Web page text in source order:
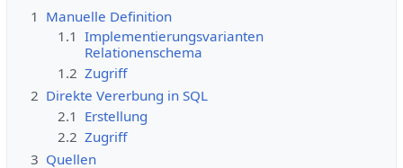
1 Manuelle Definition
1.1 Implementierungsvarianten
Relationenschema
1.2 Zugriff
2 Direkte Vererbung in SQL
2.1 Erstellung
2.2 Zugriff
3 Quellen